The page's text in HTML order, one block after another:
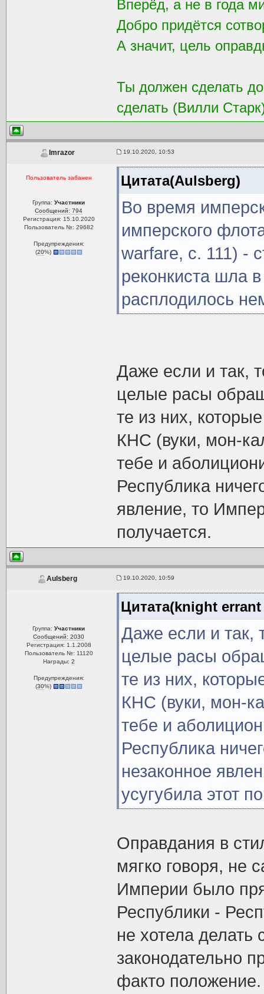
Вперёд, а не в года
Добро придётся
А значит, цель
Ты должен сделать
сделать (Вилли
Imrazor 19.10.2020, 10:53
Пользователь забанен
Группа:Участники
Сообщений: 794
Регистрация: 15.10.2020
Пользователь №: 29682
Предупреждения:
(20%)
Цитата(Aulsberg)
Во время
имперского
warfare, с. 111) -
реконкиста шла
расплодилось
Даже если и так,
целые расы
те из них,
КНС (вуки, мон-
тебе и
Республика
явление, то
получается.
Aulsberg 19.10.2020, 10:59
Группа:Участники
Сообщений: 2030
Регистрация: 1.1.2008
Пользователь №: 11120
Награды: 2
Предупреждения:
(30%)
Цитата(knight errant
Даже если и так,
целые расы
те из них,
КНС (вуки, мон-
тебе и
Республика
незаконное
усугубила этот
Оправдания в
мягко говоря, не
Империи было
Республики -
не хотела делать
законодательно
факто